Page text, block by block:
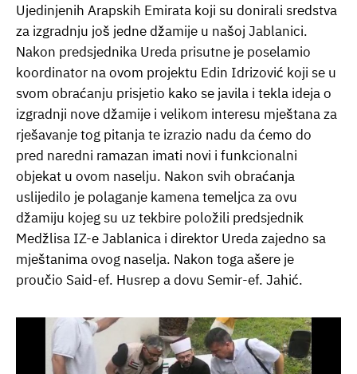
Ujedinjenih Arapskih Emirata koji su donirali sredstva
za izgradnju još jedne džamije u našoj Jablanici.
Nakon predsjednika Ureda prisutne je poselamio
koordinator na ovom projektu Edin Idrizović koji se u
svom obraćanju prisjetio kako se javila i tekla ideja o
izgradnji nove džamije i velikom interesu mještana za
rješavanje tog pitanja te izrazio nadu da ćemo do
pred naredni ramazan imati novi i funkcionalni
objekat u ovom naselju. Nakon svih obraćanja
uslijedilo je polaganje kamena temeljca za ovu
džamiju kojeg su uz tekbire položili predsjednik
Medžlisa IZ-e Jablanica i direktor Ureda zajedno sa
mještanima ovog naselja. Nakon toga ašere je
proučio Said-ef. Husrep a dovu Semir-ef. Jahić.